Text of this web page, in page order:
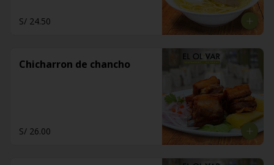
S/ 24.50
Chicharron de chancho
S/ 26.00